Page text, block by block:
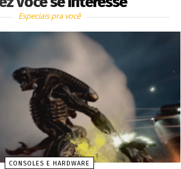
Especiais pra você
CONSOLES E HARDWARE